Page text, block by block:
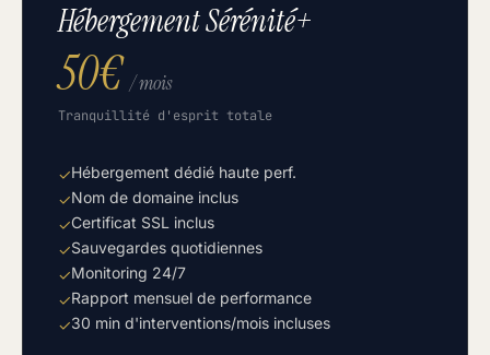
Hébergement Sérénité+
50€/ mois
Tranquillité d'esprit totale
✓Hébergement dédié haute perf.
✓Nom de domaine inclus
✓Certificat SSL inclus
✓Sauvegardes quotidiennes
✓Monitoring 24/7
✓Rapport mensuel de performance
✓30 min d'interventions/mois incluses